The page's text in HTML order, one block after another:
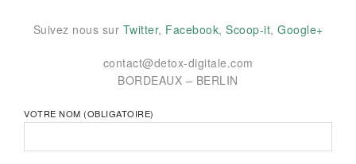
Suivez nous sur Twitter, Facebook, Scoop-it, Google+
contact@detox-digitale.com
BORDEAUX – BERLIN
VOTRE NOM (OBLIGATOIRE)